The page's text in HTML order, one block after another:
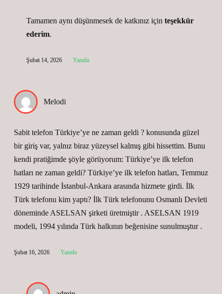
Tamamen aynı düşünmesek de katkınız için teşekkür
ederim.
Şubat 14, 2026 Yanıtla
Melodi
Sabit telefon Türkiye’ye ne zaman geldi ? konusunda güzel
bir giriş var, yalnız biraz yüzeysel kalmış gibi hissettim. Bunu
kendi pratiğimde şöyle görüyorum: Türkiye’ye ilk telefon
hatları ne zaman geldi? Türkiye’ye ilk telefon hatları, Temmuz
1929 tarihinde İstanbul-Ankara arasında hizmete girdi. İlk
Türk telefonu kim yaptı? İlk Türk telefonunu Osmanlı Devleti
döneminde ASELSAN şirketi üretmiştir . ASELSAN 1919
modeli, 1994 yılında Türk halkının beğenisine sunulmuştur .
Şubat 16, 2026 Yanıtla